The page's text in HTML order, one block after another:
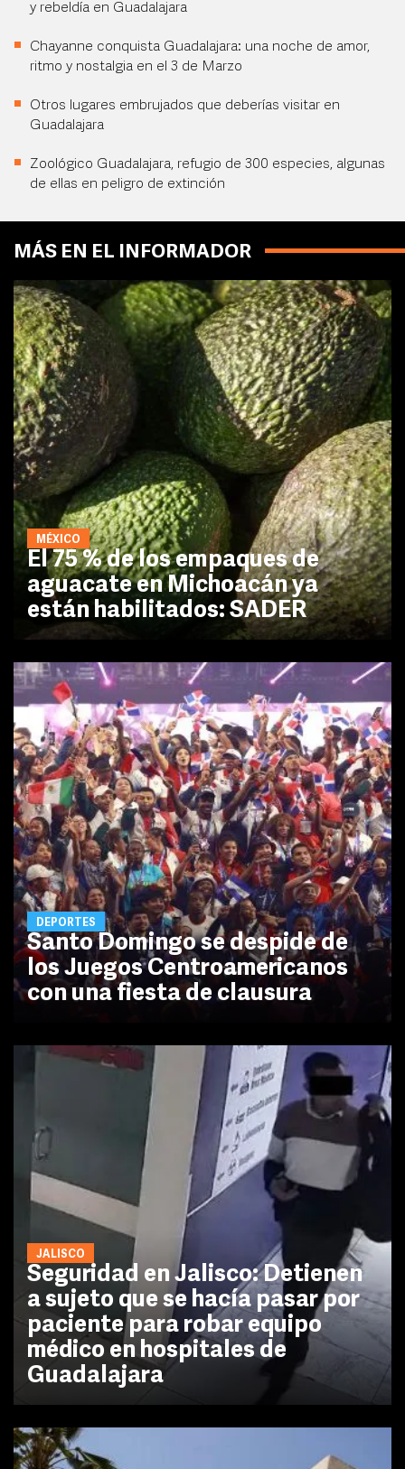
y rebeldía en Guadalajara
Chayanne conquista Guadalajara: una noche de amor,
ritmo y nostalgia en el 3 de Marzo
Otros lugares embrujados que deberías visitar en
Guadalajara
Zoológico Guadalajara, refugio de 300 especies, algunas
de ellas en peligro de extinción
MÁS EN EL INFORMADOR
MÉXICO
El 75 % de los empaques de
aguacate en Michoacán ya
están habilitados: SADER
DEPORTES
Santo Domingo se despide de
los Juegos Centroamericanos
con una fiesta de clausura
JALISCO
Seguridad en Jalisco: Detienen
a sujeto que se hacía pasar por
paciente para robar equipo
médico en hospitales de
Guadalajara